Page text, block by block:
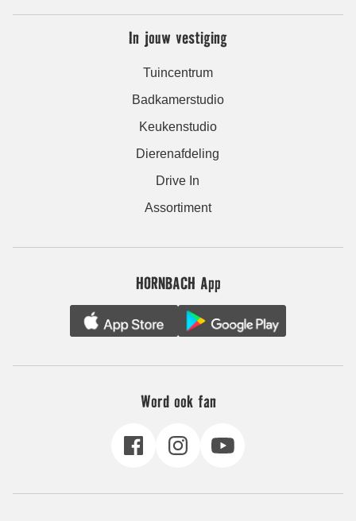
In jouw vestiging
Tuincentrum
Badkamerstudio
Keukenstudio
Dierenafdeling
Drive In
Assortiment
HORNBACH App
Word ook fan